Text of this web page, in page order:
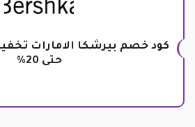
كود خصم بيرشكا الامارات
حتى 20%